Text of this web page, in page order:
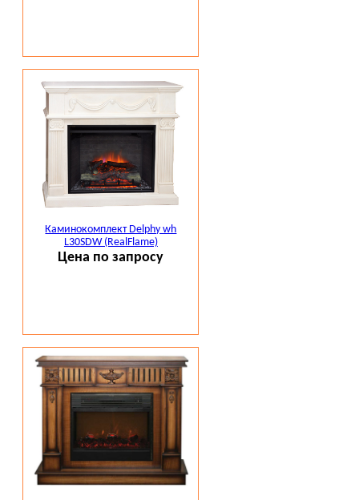
Каминокомплект Delphy wh
L30SDW (RealFlame)
Цена по запросу